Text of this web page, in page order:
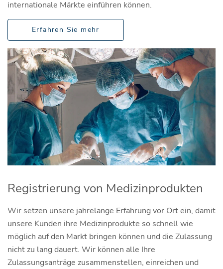
internationale Märkte einführen können.
Erfahren Sie mehr
Registrierung von Medizinprodukten
Wir setzen unsere jahrelange Erfahrung vor Ort ein, damit
unsere Kunden ihre Medizinprodukte so schnell wie
möglich auf den Markt bringen können und die Zulassung
nicht zu lang dauert. Wir können alle Ihre
Zulassungsanträge zusammenstellen, einreichen und